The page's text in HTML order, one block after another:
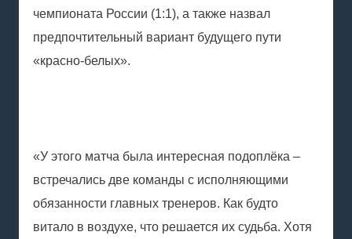
чемпионата России (1:1), а также назвал
предпочтительный вариант будущего пути
«красно-белых».
«У этого матча была интересная подоплёка –
встречались две команды с исполняющими
обязанности главных тренеров. Как будто
витало в воздухе, что решается их судьба. Хотя